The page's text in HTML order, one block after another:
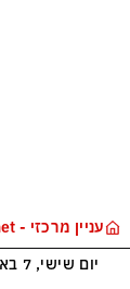
עניין מרכזי - news-israel.net
יום שישי, 7 באוגוסט 2026